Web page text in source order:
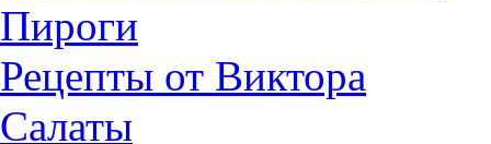
Пироги
Рецепты от Виктора
Салаты